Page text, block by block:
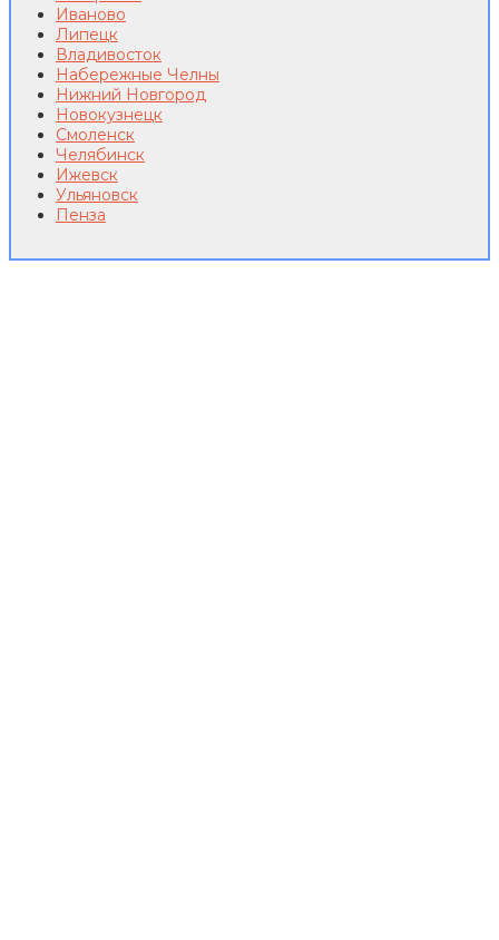
Иваново
Липецк
Владивосток
Набережные Челны
Нижний Новгород
Новокузнецк
Смоленск
Челябинск
Ижевск
Ульяновск
Пенза